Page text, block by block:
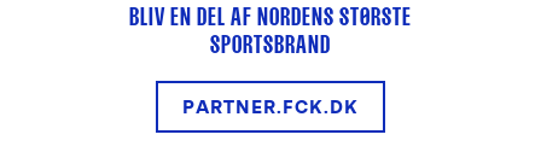
BLIV EN DEL AF NORDENS STØRSTE
SPORTSBRAND
PARTNER.FCK.DK